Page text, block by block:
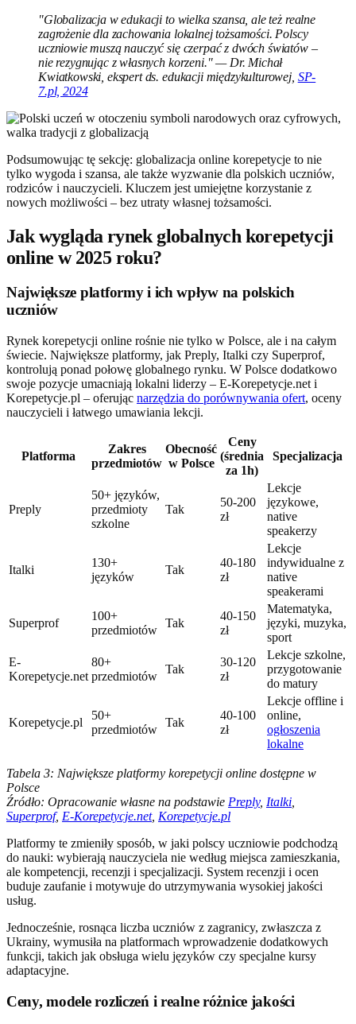
"Globalizacja w edukacji to wielka szansa, ale też realne
zagrożenie dla zachowania lokalnej tożsamości. Polscy
uczniowie muszą nauczyć się czerpać z dwóch światów –
nie rezygnując z własnych korzeni." — Dr. Michał
Kwiatkowski, ekspert ds. edukacji międzykulturowej, SP-
7.pl, 2024
Podsumowując tę sekcję: globalizacja online korepetycje to nie
tylko wygoda i szansa, ale także wyzwanie dla polskich uczniów,
rodziców i nauczycieli. Kluczem jest umiejętne korzystanie z
nowych możliwości – bez utraty własnej tożsamości.
Jak wygląda rynek globalnych korepetycji
online w 2025 roku?
Największe platformy i ich wpływ na polskich
uczniów
Rynek korepetycji online rośnie nie tylko w Polsce, ale i na całym
świecie. Największe platformy, jak Preply, Italki czy Superprof,
kontrolują ponad połowę globalnego rynku. W Polsce dodatkowo
swoje pozycje umacniają lokalni liderzy – E-Korepetycje.net i
Korepetycje.pl – oferując narzędzia do porównywania ofert, oceny
nauczycieli i łatwego umawiania lekcji.
Platforma
Zakres
przedmiotów
Obecność
w Polsce
Ceny
(średnia
za 1h)
Specjalizacja
Preply
50+ języków,
przedmioty
szkolne
Tak
50-200
zł
Lekcje
językowe,
native
speakerzy
Italki
130+
języków
Tak
40-180
zł
Lekcje
indywidualne z
native
speakerami
Superprof
100+
przedmiotów
Tak
40-150
zł
Matematyka,
języki, muzyka,
sport
E-
Korepetycje.net
80+
przedmiotów
Tak
30-120
zł
Lekcje szkolne,
przygotowanie
do matury
Korepetycje.pl
50+
przedmiotów
Tak
40-100
zł
Lekcje offline i
online,
ogłoszenia
lokalne
Tabela 3: Największe platformy korepetycji online dostępne w
Polsce
Źródło: Opracowanie własne na podstawie Preply, Italki
Superprof, E-Korepetycje.net, Korepetycje.pl
Platformy te zmieniły sposób, w jaki polscy uczniowie podchodzą
do nauki: wybierają nauczyciela nie według miejsca zamieszkania,
ale kompetencji, recenzji i specjalizacji. System recenzji i ocen
buduje zaufanie i motywuje do utrzymywania wysokiej jakości
usług.
Jednocześnie, rosnąca liczba uczniów z zagranicy, zwłaszcza z
Ukrainy, wymusiła na platformach wprowadzenie dodatkowych
funkcji, takich jak obsługa wielu języków czy specjalne kursy
adaptacyjne.
Ceny, modele rozliczeń i realne różnice jakości